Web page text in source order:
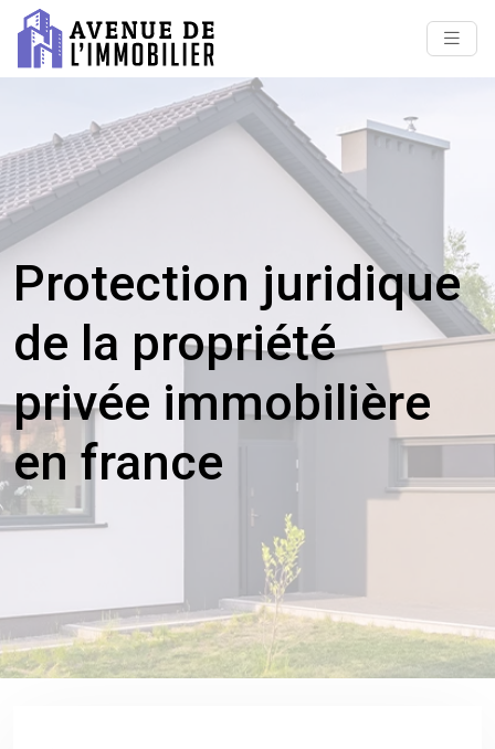
Protection juridique
de la propriété
privée immobilière
en france